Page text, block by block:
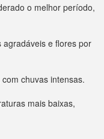
o melhor período,
agradáveis e flores por
chuvas intensas.
mais baixas,